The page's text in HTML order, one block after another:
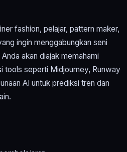
fashion, pelajar, pattern maker,
ingin menggabungkan seni
akan diajak memahami
tools seperti Midjourney, Runway
AI untuk prediksi tren dan